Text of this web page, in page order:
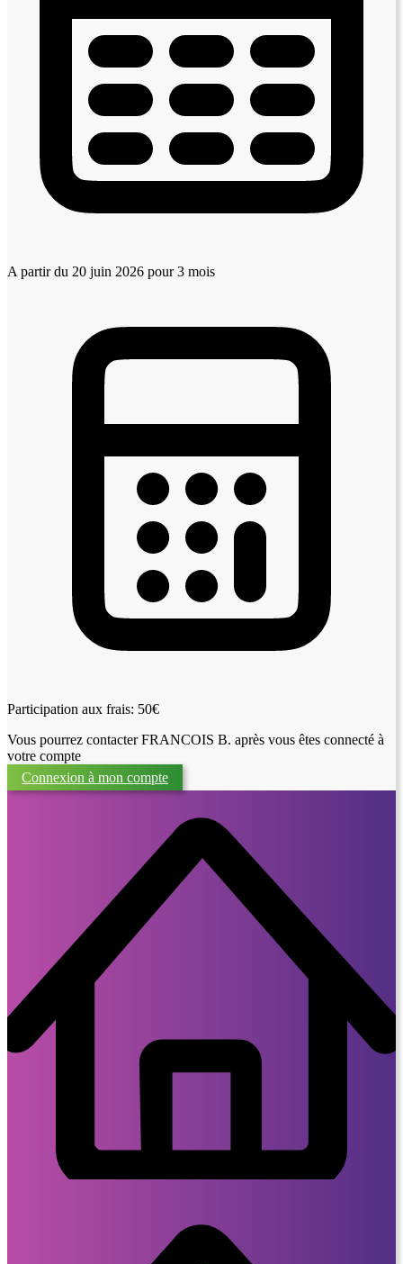
A partir du 20 juin 2026 pour 3 mois
Participation aux frais: 50€
Vous pourrez contacter FRANCOIS B. après vous êtes connecté à
votre compte
Connexion à mon compte